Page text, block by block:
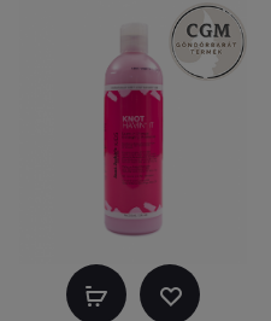
Kosárba